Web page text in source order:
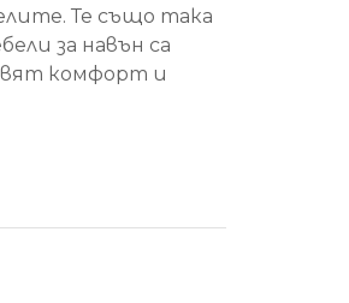
Те също така
за навън са
комфорт и